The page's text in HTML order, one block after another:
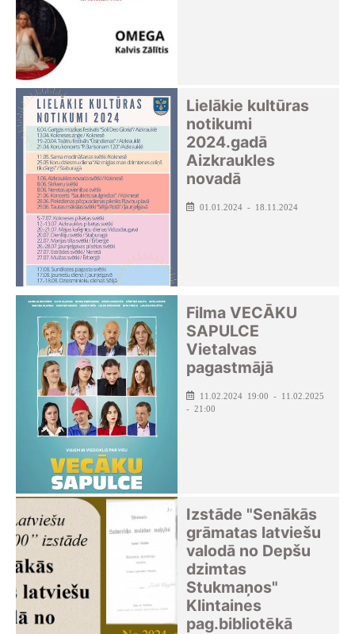
Lielākie kultūras
notikumi
2024.gadā
Aizkraukles
novadā
01.01.2024 - 18.11.2024
Filma VECĀKU
SAPULCE
Vietalvas
pagastmājā
11.02.2024 19:00 - 11.02.2025
- 21:00
Izstāde "Senākās
grāmatas latviešu
valodā no Depšu
dzimtas
Stukmaņos"
Klintaines
pag.bibliotēkā